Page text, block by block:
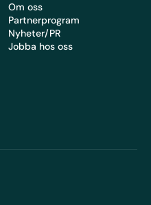
Om oss
Partnerprogram
Nyheter/PR
Jobba hos oss